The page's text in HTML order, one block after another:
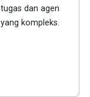
tugas dan agen
yang kompleks.